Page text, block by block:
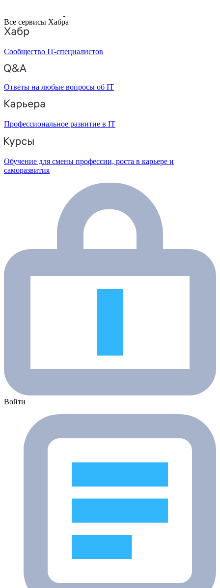
Все сервисы Хабра
Сообщество IT-специалистов
Ответы на любые вопросы об IT
Профессиональное развитие в IT
Обучение для смены профессии, роста в карьере и
саморазвития
Войти